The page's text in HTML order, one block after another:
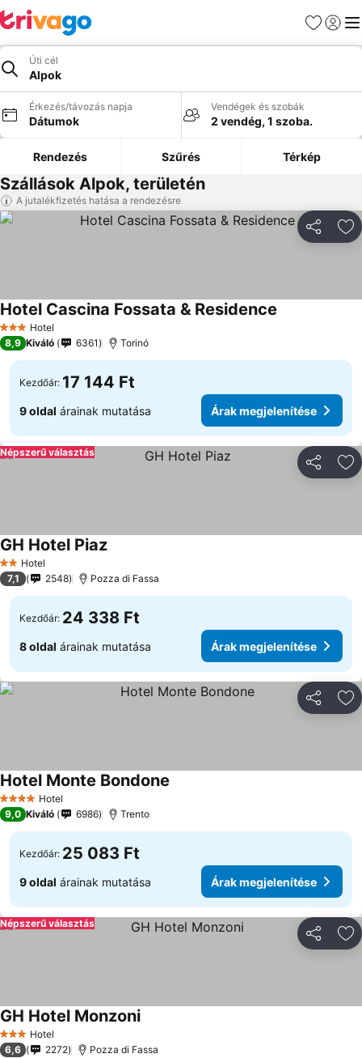
Kedvencek
Úti cél
Alpok
Érkezés/távozás napja
Dátumok
Vendégek és szobák
2 vendég, 1 szoba.
Rendezés Szűrés Térkép
Szállások Alpok, területén
A jutalékfizetés hatása a rendezésre
3 Kategória
Hotel
Hotel Cascina Fossata & Residence
8,9 Kiváló 6361 Torinó
Kezdőár: 17 144 Ft
9 oldal árainak mutatása Árak megjelenítése
Népszerű választás
2 Kategória
Hotel
GH Hotel PiazÁrak megjelenítése
7,1 2548 Pozza di Fassa
Kezdőár: 24 338 Ft
8 oldal árainak mutatása Árak megjelenítése
4 KategóriaHotel
Hotel Monte Bondone
9,0 Kiváló 6986 Trento
Kezdőár: 25 083 Ft
9 oldal árainak mutatása Árak megjelenítése
Népszerű választás
3 Kategória
Hotel
GH Hotel MonzoniÁrak megjelenítése
6,6 2272 Pozza di Fassa